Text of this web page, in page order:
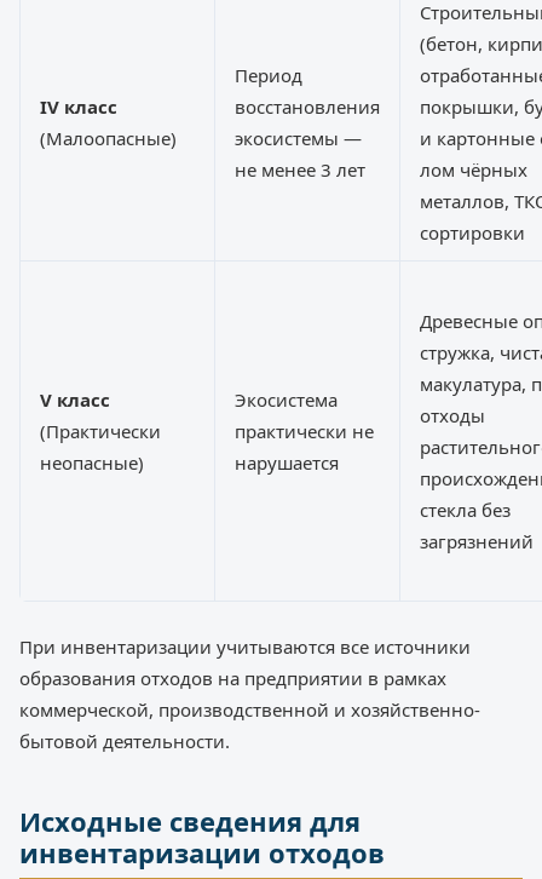
IV класс
(Малоопасные)
Период
восстановления
экосистемы —
не менее 3 лет
(бетон,
покрышки,
и картонные
лом чёрных
металлов,
сортировки
V класс
(Практически
неопасные)
Экосистема
практически не
нарушается
Древесные
стружка,
макулатура,
отходы
стекла без
загрязнений
При инвентаризации учитываются все источники
образования отходов на предприятии в рамках
коммерческой, производственной и хозяйственно-
бытовой деятельности.
Исходные сведения для
инвентаризации отходов